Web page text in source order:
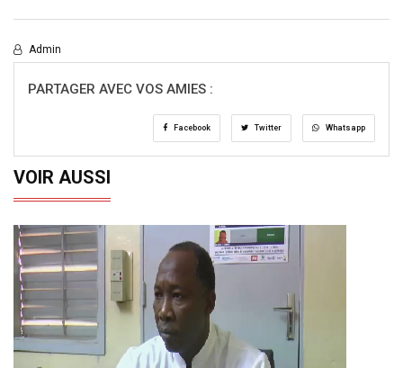
Admin
PARTAGER AVEC VOS AMIES :
Facebook Twitter Whatsapp
VOIR AUSSI